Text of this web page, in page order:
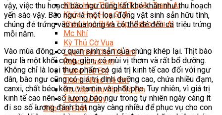
Khóa Học Thiết Kế Truyện Tranh Ai
Khóa Học Họa Sĩ Ai
Khóa Học Biên Tập Video Với Ai
Mc Nhí
Kỳ Thủ Cờ Vua
Lập Trình Cho Trẻ Em
Robotic trẻ em
Piano Trẻ Em
Thanh Nhạc Trẻ Em
Sơ Cấp Cứu Cho Trẻ Em
Toán Tư Duy
Bếp Gia Đình
vậy, việc thu hoạch bào ngư cũng rất khó khăn như thu hoạch
yến sào vậy. Bào ngư là một loại động vật sinh sản hữu tính,
chúng đẻ trứng vào mùa nóng và có thể đẻ đến cả triệu trứng
mỗi năm.
Vào mùa đông, cơ quan sinh sản của chúng khép lại. Thịt bào
ngư là một khối cứng, giòn, có mùi vị thơm và rất bổ dưỡng.
Không chỉ là loại thực phẩm có giá trị kinh tế cao đối với ngư
dân, bào ngư cũng có giá trị dinh dưỡng cao, chứa nhiều đạm,
canxi, chất béo, kẽm, vitamin và phốt pho. Tuy nhiên, vì giá trị
kinh tế cao nên số lượng bào ngư trong tự nhiên ngày càng ít
đi so số lượng đánh bắt ngày càng nhiều để phục vụ cho con